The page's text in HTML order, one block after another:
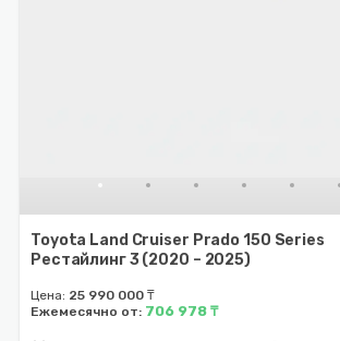
Toyota Land Cruiser Prado 150 Series
Рестайлинг 3 (2020 – 2025)
Цена: 25 990 000 ₸
Ежемесячно от: 706 978 ₸